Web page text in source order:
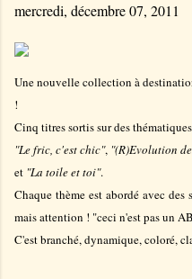
mercredi, décembre 07, 2011
Une nouvelle collection à
!
Cinq titres sortis sur des
"Le fric, c'est chic", "(R)Evolution
et "La toile et toi".
Chaque thème est abordé avec
mais attention ! "ceci n'est pas un
C'est branché, dynamique, coloré,